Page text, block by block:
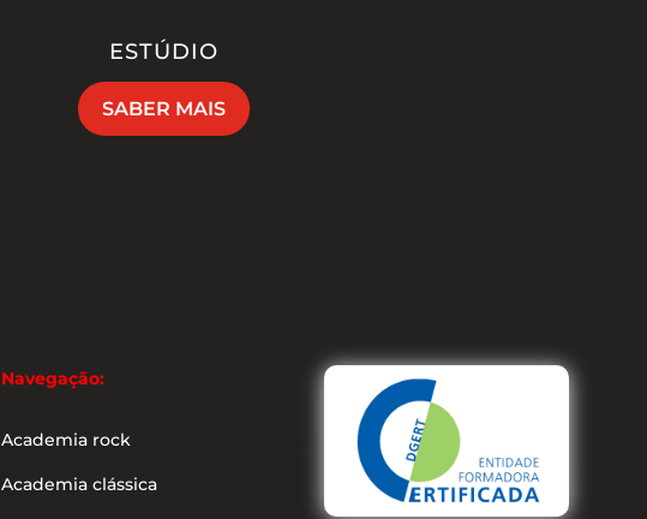
ESTÚDIO
SABER MAIS
Navegação:
Academia rock
Academia clássica